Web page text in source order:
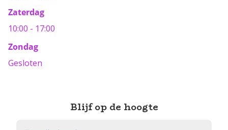
Zaterdag
10:00 - 17:00
Zondag
Gesloten
Blijf op de hoogte